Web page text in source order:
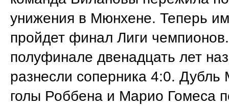
унижения в Мюнхене. Теперь
пройдет финал Лиги
полуфинале двенадцать лет
разнесли соперника 4:0.
голы Роббена и Марио Гомеса